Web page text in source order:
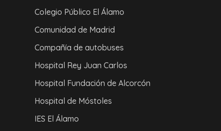
Colegio Público El Álamo
Comunidad de Madrid
Compañía de autobuses
Hospital Rey Juan Carlos
Hospital Fundación de Alcorcón
Hospital de Móstoles
IES El Álamo